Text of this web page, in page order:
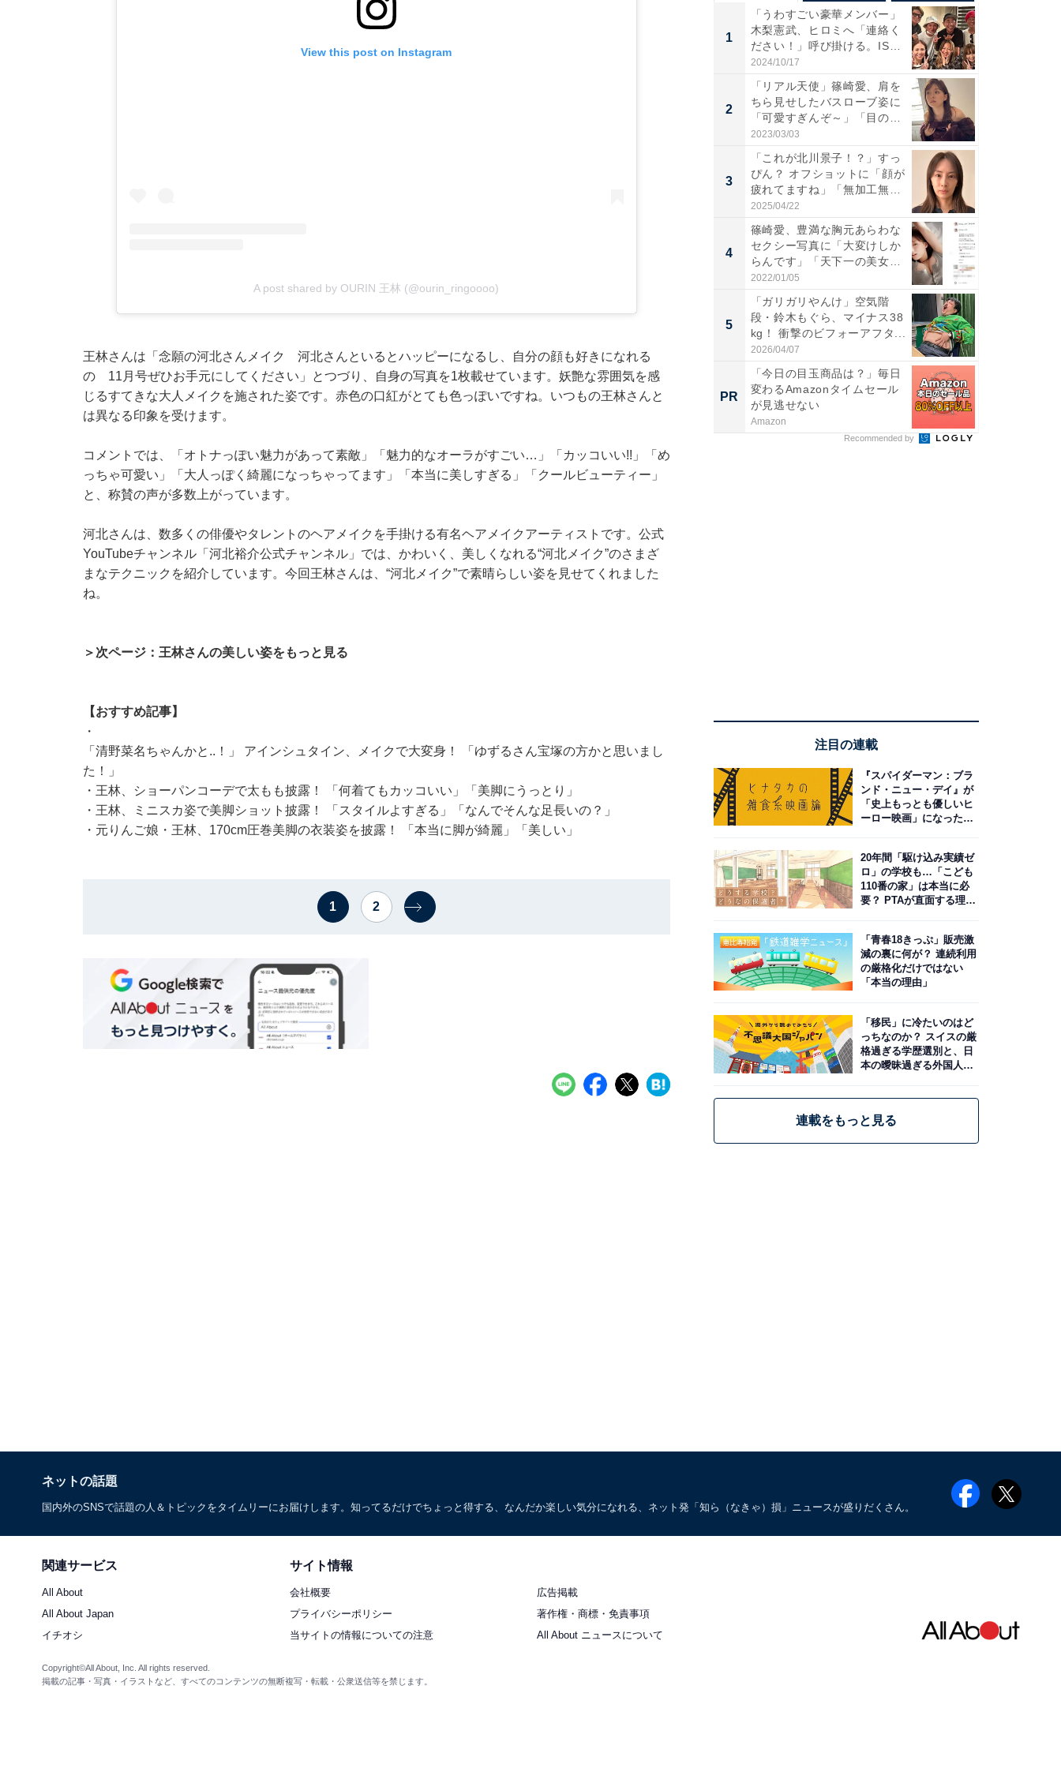
View this post on Instagram
A post shared by OURIN 王林 (@ourin_ringoooo)
王林さんは「念願の河北さんメイク 河北さんといるとハッピーになるし、自分の顔も好きになれる
の 11月号ぜひお手元にしてください」とつづり、自身の写真を1枚載せています。妖艶な雰囲気を感
じるすてきな大人メイクを施された姿です。赤色の口紅がとても色っぽいですね。いつもの王林さんと
は異なる印象を受けます。
コメントでは、「オトナっぽい魅力があって素敵」「魅力的なオーラがすごい…」「カッコいい!!」「め
っちゃ可愛い」「大人っぽく綺麗になっちゃってます」「本当に美しすぎる」「クールビューティー」
と、称賛の声が多数上がっています。
河北さんは、数多くの俳優やタレントのヘアメイクを手掛ける有名ヘアメイクアーティストです。公式
YouTubeチャンネル「河北裕介公式チャンネル」では、かわいく、美しくなれる“河北メイク”のさまざ
まなテクニックを紹介しています。今回王林さんは、“河北メイク”で素晴らしい姿を見せてくれました
ね。
＞次ページ：王林さんの美しい姿をもっと見る
【おすすめ記事】
・
「清野菜名ちゃんかと..！」 アインシュタイン、メイクで大変身！ 「ゆずるさん宝塚の方かと思いまし
た！」
・ 王林、ショーパンコーデで太もも披露！ 「何着てもカッコいい」「美脚にうっとり」
・ 王林、ミニスカ姿で美脚ショット披露！ 「スタイルよすぎる」「なんでそんな足長いの？」
・ 元りんご娘・王林、170cm圧巻美脚の衣装姿を披露！ 「本当に脚が綺麗」「美しい」
1 2
1
「うわすごい豪華メンバー」
木梨憲武、ヒロミへ「連絡く
ださい！」呼び掛ける。IS
S...
2024/10/17
2
「リアル天使」篠崎愛、肩を
ちら見せしたバスローブ姿に
「可愛すぎんぞ～」「目の表
情...
2023/03/03
3
「これが北川景子！？」すっ
ぴん？ オフショットに「顔が
疲れてますね」「無加工無
表...
2025/04/22
4
篠崎愛、豊満な胸元あらわな
セクシー写真に「大変けしか
らんです」「天下一の美女で
す...
2022/01/05
5
「ガリガリやんけ」空気階
段・鈴木もぐら、マイナス38
kg！ 衝撃のビフォーアフタ...
2026/04/07
PR
「今日の目玉商品は？」毎日
変わるAmazonタイムセール
が見逃せない
Amazon
Recommended by
注目の連載
『スパイダーマン：ブラ
ンド・ニュー・デイ』が
「史上もっとも優しいヒ
ーロー映画」になった理
20年間「駆け込み実績ゼ
ロ」の学校も…「こども
110番の家」は本当に必
要？ PTAが直面する理想
「青春18きっぷ」販売激
減の裏に何が？ 連続利用
の厳格化だけではない
「本当の理由」
「移民」に冷たいのはど
っちなのか？ スイスの厳
格過ぎる学歴選別と、日
本の曖昧過ぎる外国人政
連載をもっと見る
ネットの話題
国内外のSNSで話題の人＆トピックをタイムリーにお届けします。知ってるだけでちょっと得する、なんだか楽しい気分になれる、ネット発「知ら（なきゃ）損」ニュースが盛りだくさん。
関連サービス
All About
All About Japan
イチオシ
サイト情報
会社概要
広告掲載
プライバシーポリシー
著作権・商標・免責事項
当サイトの情報についての注意
All About ニュースについて
Copyright©All About, Inc. All rights reserved.
掲載の記事・写真・イラストなど、すべてのコンテンツの無断複写・転載・公衆送信等を禁じます。